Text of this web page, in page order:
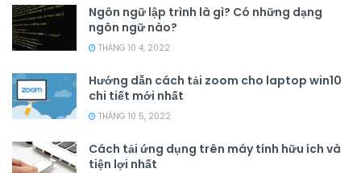
Ngôn ngữ lập trình là gì? Có những dạng
ngôn ngữ nào?
THÁNG 10 4, 2022
Hướng dẫn cách tải zoom cho laptop win10
chi tiết mới nhất
THÁNG 10 5, 2022
Cách tải ứng dụng trên máy tính hữu ích và
tiện lợi nhất